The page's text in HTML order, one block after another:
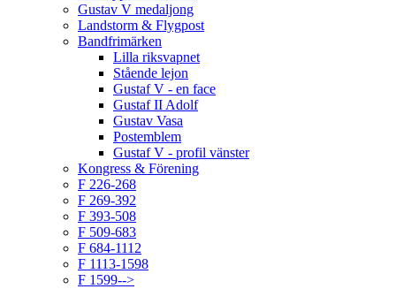
Gustav V medaljong
Landstorm & Flygpost
Bandfrimärken
Lilla riksvapnet
Stående lejon
Gustaf V - en face
Gustaf II Adolf
Gustav Vasa
Postemblem
Gustaf V - profil vänster
Kongress & Förening
F 226-268
F 269-392
F 393-508
F 509-683
F 684-1112
F 1113-1598
F 1599-->